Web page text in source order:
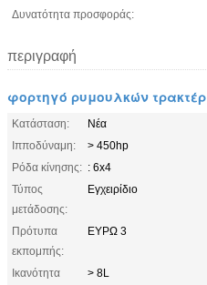
Δυνατότητα προσφοράς:
περιγραφή
φορτηγό ρυμουλκών τρακτέρ
Κατάσταση:
Νέα
Ιπποδύναμη:
> 450hp
Ρόδα κίνησης: : 6x4
Τύπος
μετάδοσης:
Εγχειρίδιο
Πρότυπα
εκπομπής:
ΕΥΡΩ 3
Ικανότητα
> 8L